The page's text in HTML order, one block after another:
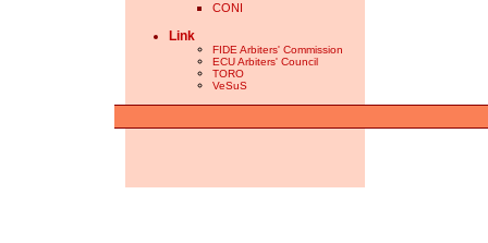
CONI
Link
FIDE Arbiters' Commission
ECU Arbiters' Council
TORO
VeSuS